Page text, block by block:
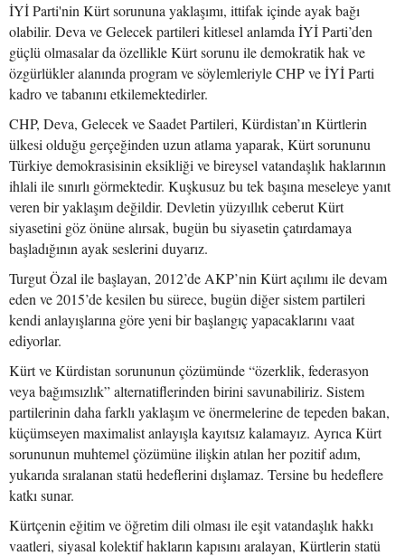
İYİ Parti'nin Kürt sorununa yaklaşımı, ittifak içinde ayak bağı
olabilir. Deva ve Gelecek partileri kitlesel anlamda İYİ Parti’den
güçlü olmasalar da özellikle Kürt sorunu ile demokratik hak ve
özgürlükler alanında program ve söylemleriyle CHP ve İYİ Parti
kadro ve tabanını etkilemektedirler.
CHP, Deva, Gelecek ve Saadet Partileri, Kürdistan’ın Kürtlerin
ülkesi olduğu gerçeğinden uzun atlama yaparak, Kürt sorununu
Türkiye demokrasisinin eksikliği ve bireysel vatandaşlık haklarının
ihlali ile sınırlı görmektedir. Kuşkusuz bu tek başına meseleye yanıt
veren bir yaklaşım değildir. Devletin yüzyıllık ceberut Kürt
siyasetini göz önüne alırsak, bugün bu siyasetin çatırdamaya
başladığının ayak seslerini duyarız.
Turgut Özal ile başlayan, 2012’de AKP’nin Kürt açılımı ile devam
eden ve 2015’de kesilen bu sürece, bugün diğer sistem partileri
kendi anlayışlarına göre yeni bir başlangıç yapacaklarını vaat
ediyorlar.
Kürt ve Kürdistan sorununun çözümünde “özerklik, federasyon
veya bağımsızlık” alternatiflerinden birini savunabiliriz. Sistem
partilerinin daha farklı yaklaşım ve önermelerine de tepeden bakan,
küçümseyen maximalist anlayışla kayıtsız kalamayız. Ayrıca Kürt
sorununun muhtemel çözümüne ilişkin atılan her pozitif adım,
yukarıda sıralanan statü hedeflerini dışlamaz. Tersine bu hedeflere
katkı sunar.
Kürtçenin eğitim ve öğretim dili olması ile eşit vatandaşlık hakkı
vaatleri, siyasal kolektif hakların kapısını aralayan, Kürtlerin statü